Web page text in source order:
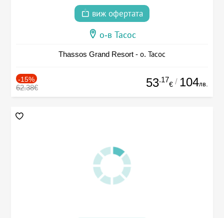
виж офертата
о-в Тасос
Thassos Grand Resort - о. Тасос
-15%
62.38€ 53.17
€ / 104лв.